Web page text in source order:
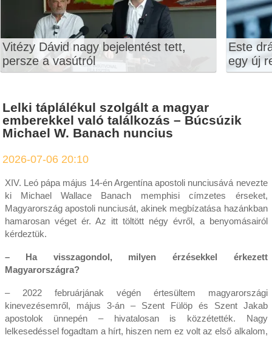
Vitézy Dávid nagy bejelentést tett,
persze a vasútról
Este
egy új
Lelki táplálékul szolgált a magyar
emberekkel való találkozás – Búcsúzik
Michael W. Banach nuncius
2026-07-06 20:10
XIV. Leó pápa május 14-én Argentína apostoli nunciusává nevezte
ki Michael Wallace Banach memphisi címzetes érseket,
Magyarország apostoli nunciusát, akinek megbízatása hazánkban
hamarosan véget ér. Az itt töltött négy évről, a benyomásairól
kérdeztük.
– Ha visszagondol, milyen érzésekkel érkezett
Magyarországra?
– 2022 februárjának végén értesültem magyarországi
kinevezésemről, május 3-án – Szent Fülöp és Szent Jakab
apostolok ünnepén – hivatalosan is közzétették. Nagy
lelkesedéssel fogadtam a hírt, hiszen nem ez volt az első alkalom,